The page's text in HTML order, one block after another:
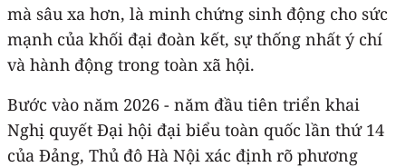
mà sâu xa hơn, là minh chứng sinh động cho sức
mạnh của khối đại đoàn kết, sự thống nhất ý chí
và hành động trong toàn xã hội.
Bước vào năm 2026 - năm đầu tiên triển khai
Nghị quyết Đại hội đại biểu toàn quốc lần thứ 14
của Đảng, Thủ đô Hà Nội xác định rõ phương